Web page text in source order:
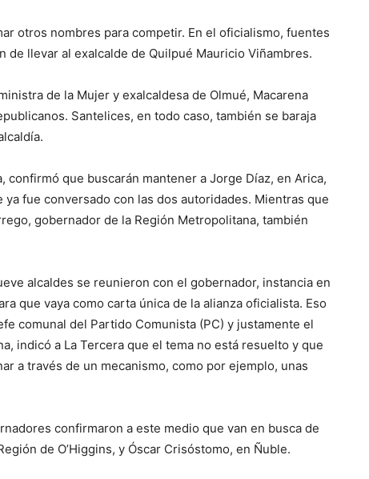
otros nombres para competir. En el oficialismo, fuentes
de llevar al exalcalde de Quilpué Mauricio Viñambres.
de la Mujer y exalcaldesa de Olmué, Macarena
Santelices, en todo caso, también se baraja
confirmó que buscarán mantener a Jorge Díaz, en Arica,
fue conversado con las dos autoridades. Mientras que
gobernador de la Región Metropolitana, también
alcaldes se reunieron con el gobernador, instancia en
que vaya como carta única de la alianza oficialista. Eso
comunal del Partido Comunista (PC) y justamente el
indicó a La Tercera que el tema no está resuelto y que
a través de un mecanismo, como por ejemplo, unas
confirmaron a este medio que van en busca de
de O’Higgins, y Óscar Crisóstomo, en Ñuble.